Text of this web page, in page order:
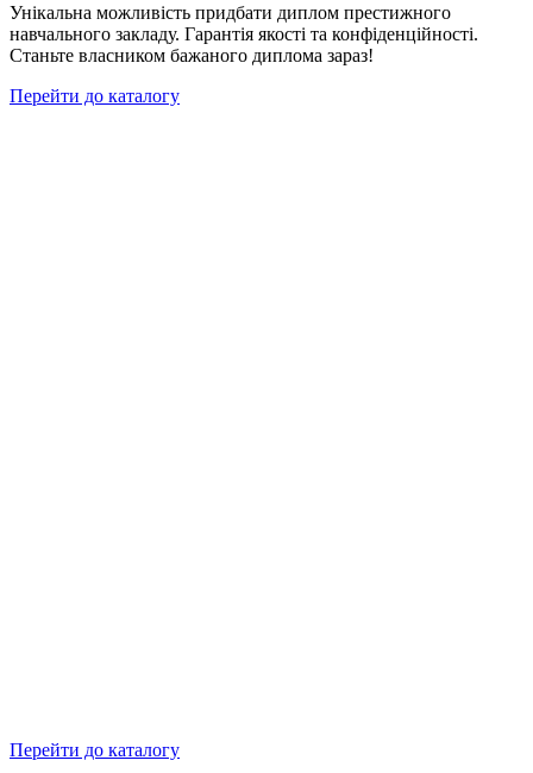
Унікальна можливість придбати диплом престижного
навчального закладу. Гарантія якості та конфіденційності.
Станьте власником бажаного диплома зараз!
Перейти до каталогу
Перейти до каталогу